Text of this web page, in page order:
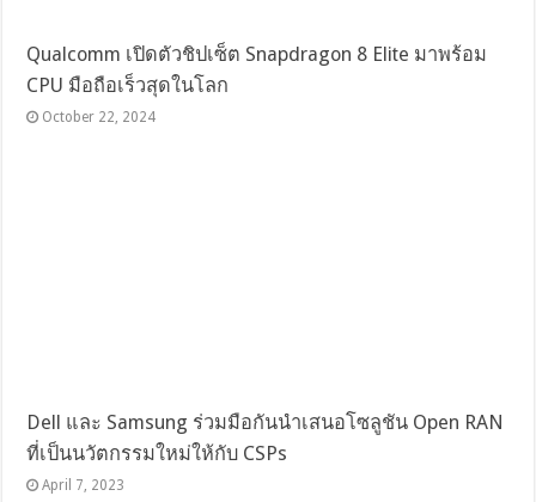
Qualcomm เปิดตัวชิปเซ็ต Snapdragon 8 Elite มาพร้อม
CPU มือถือเร็วสุดในโลก
October 22, 2024
Dell และ Samsung ร่วมมือกันนำเสนอโซลูชัน Open RAN
ที่เป็นนวัตกรรมใหม่ให้กับ CSPs
April 7, 2023